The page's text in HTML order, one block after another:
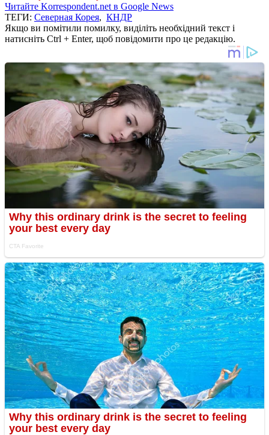
Читайте Korrespondent.net в Google News
ТЕГИ: Северная Корея, КНДР
Якщо ви помітили помилку, виділіть необхідний текст і
натисніть Ctrl + Enter, щоб повідомити про це редакцію.